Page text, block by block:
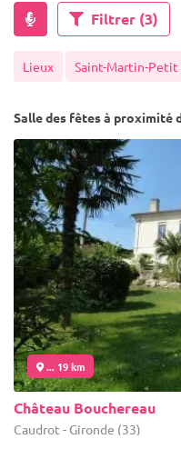
Filtrer (3)
Lieux Saint-Martin-Petit
Salle des fêtes à proximité
... 19 km
Château Bouchereau
Caudrot - Gironde (33)